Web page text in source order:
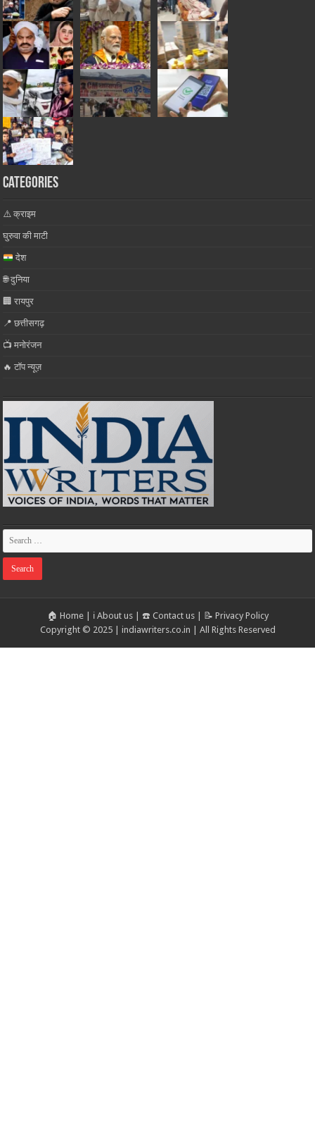
Categories
⚠️ क्राइम
घुरुवा की माटी
देश
🌐 दुनिया
🏢 रायपुर
📍 छत्तीसगढ़
📺 मनोरंजन
🔥 टॉप न्यूज़
🏠 Home| ℹ️ About us| ☎️ Contact us|
📝 Privacy Policy
Copyright © 2025 | indiawriters.co.in | All Rights Reserved